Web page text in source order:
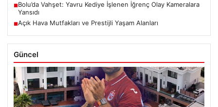
■Bolu’da Vahşet: Yavru Kediye İşlenen İğrenç Olay Kameralara
Yansıdı
■Açık Hava Mutfakları ve Prestijli Yaşam Alanları
Güncel